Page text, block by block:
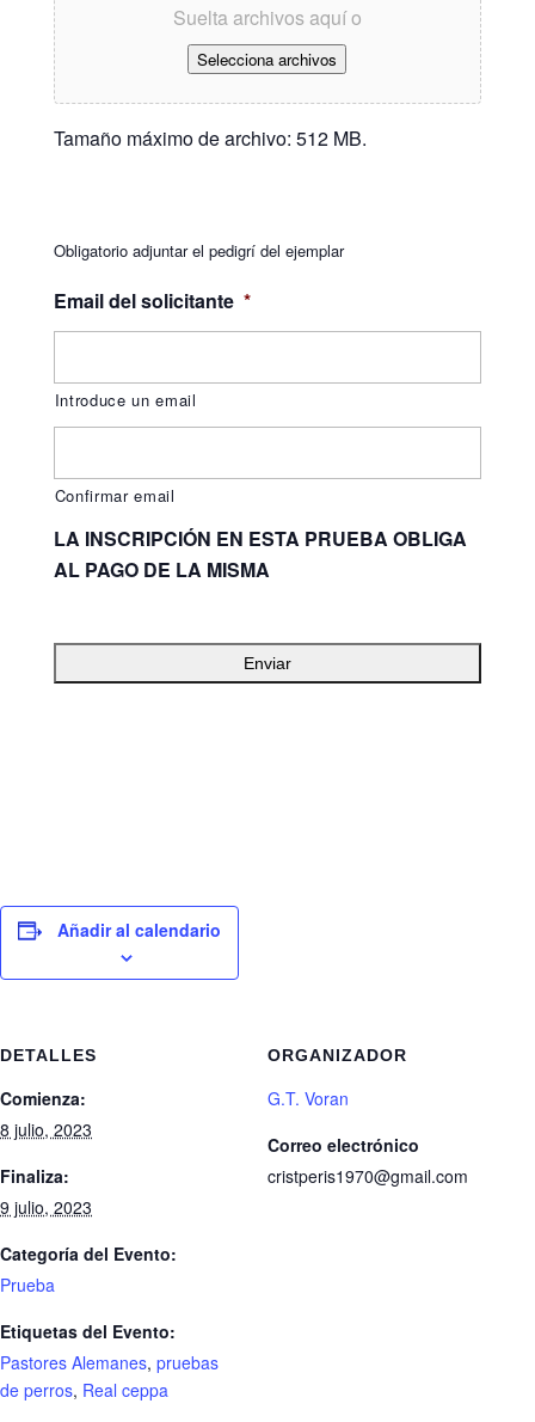
Suelta archivos aquí o
Selecciona archivos
Tamaño máximo de archivo: 512 MB.
Obligatorio adjuntar el pedigrí del ejemplar
Email del solicitante *
Introduce un email
Confirmar email
LA INSCRIPCIÓN EN ESTA PRUEBA OBLIGA
AL PAGO DE LA MISMA
Añadir al calendario
DETALLES
Comienza:
8 julio, 2023
Finaliza:
9 julio, 2023
Categoría del Evento:
Prueba
Etiquetas del Evento:
Pastores Alemanes, pruebas
de perros, Real ceppa
ORGANIZADOR
G.T. Voran
Correo electrónico
cristperis1970@gmail.com